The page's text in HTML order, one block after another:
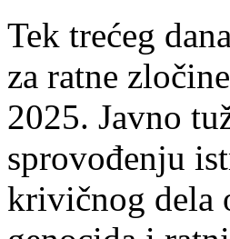
Tek trećeg
za ratne
2025. Javno
sprovođenju
krivičnog dela